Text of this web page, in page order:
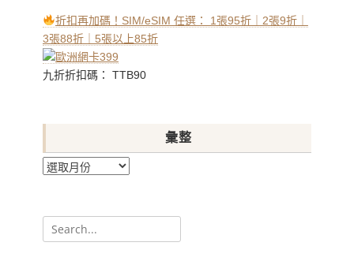
折扣再加碼！SIM/eSIM 任選： 1張95折｜2張9折｜
3張88折｜5張以上85折
九折折扣碼： TTB90
彙整
彙
Search
for: